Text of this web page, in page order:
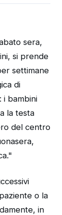
sera,
si prende
settimane
di
i bambini
la testa
del centro
o la
in